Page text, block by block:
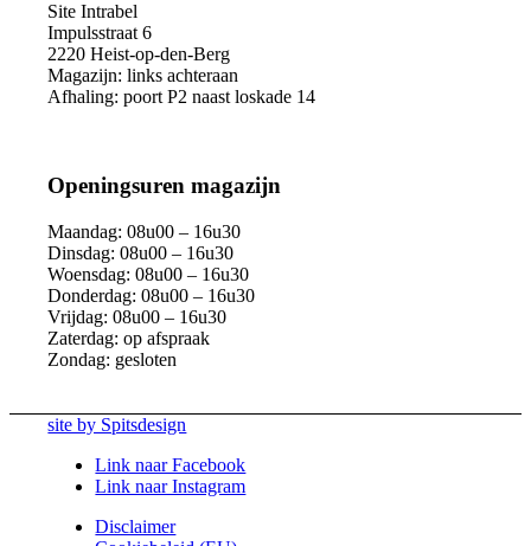
Site Intrabel
Impulsstraat 6
2220 Heist-op-den-Berg
Magazijn: links achteraan
Afhaling: poort P2 naast loskade 14
Openingsuren magazijn
Maandag: 08u00 – 16u30
Dinsdag: 08u00 – 16u30
Woensdag: 08u00 – 16u30
Donderdag: 08u00 – 16u30
Vrijdag: 08u00 – 16u30
Zaterdag: op afspraak
Zondag: gesloten
site by Spitsdesign
Link naar Facebook
Link naar Instagram
Disclaimer